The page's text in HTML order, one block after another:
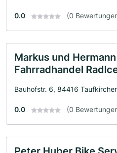
0.0 (0
Markus und
Fahrradhandel
Bauhofstr. 6, 84416
0.0 (0